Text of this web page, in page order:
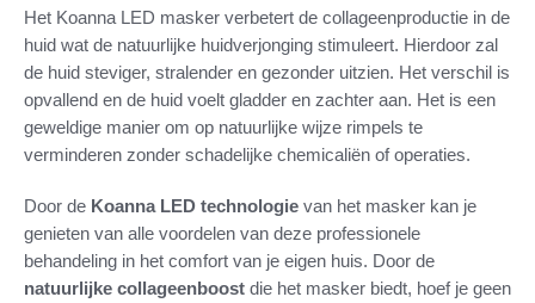
Het Koanna LED masker verbetert de collageenproductie in de
huid wat de natuurlijke huidverjonging stimuleert. Hierdoor zal
de huid steviger, stralender en gezonder uitzien. Het verschil is
opvallend en de huid voelt gladder en zachter aan. Het is een
geweldige manier om op natuurlijke wijze rimpels te
verminderen zonder schadelijke chemicaliën of operaties.
Door de Koanna LED technologie van het masker kan je
genieten van alle voordelen van deze professionele
behandeling in het comfort van je eigen huis. Door de
natuurlijke collageenboost die het masker biedt, hoef je geen